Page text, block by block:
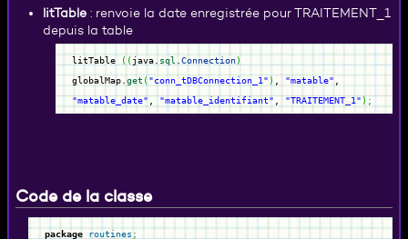
litTable : renvoie la date enregistrée pour TRAITEMENT_1
depuis la table
litTable ( (java. sql Connection)
globalMap. get ("conn_tDBConnection_1") "matable"
"matable_date","matable_identifiant","TRAITEMENT_1");
Code de la classe
package routines ;